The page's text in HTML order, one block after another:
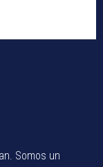
Somos un